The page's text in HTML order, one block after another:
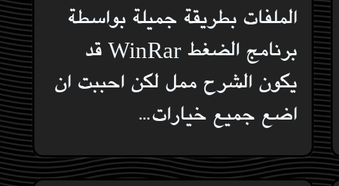
الملفات بطريقة جميلة بواسطة
برنامج الضغط WinRar قد
يكون الشرح ممل لكن احببت ان
اضع جميع خيارات…